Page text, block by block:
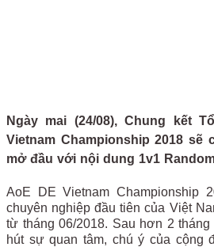
Ngày mai (24/08), Chung kết
Vietnam Championship 2018
mở đầu với nội dung 1v1
AoE DE Vietnam Championship
chuyên nghiệp đầu tiên của Việt
từ tháng 06/2018. Sau hơn 2
hút sự quan tâm, chú ý của cộng